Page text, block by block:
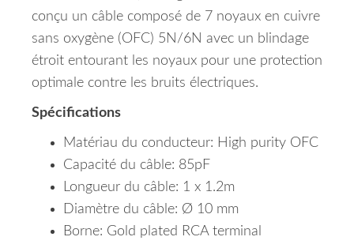
conçu un câble composé de 7 noyaux en cuivre
sans oxygène (OFC) 5N/6N avec un blindage
étroit entourant les noyaux pour une protection
optimale contre les bruits électriques.
Spécifications
Matériau du conducteur: High purity OFC
Capacité du câble: 85pF
Longueur du câble: 1 x 1.2m
Diamètre du câble: Ø 10 mm
Borne: Gold plated RCA terminal